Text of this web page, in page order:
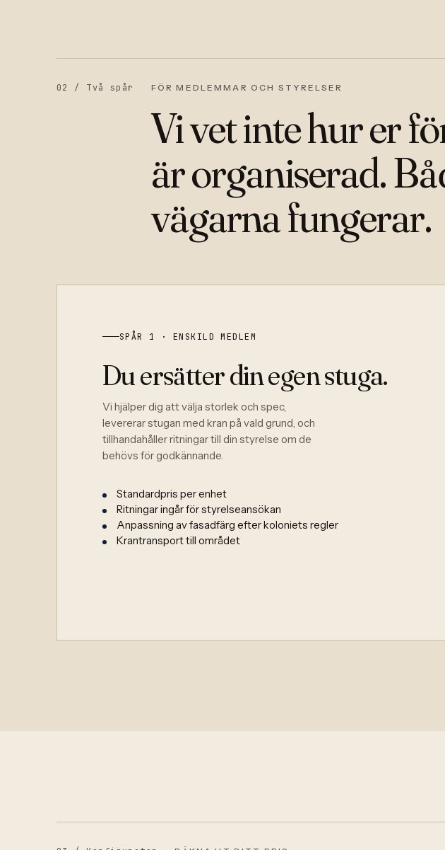
02 / Två spår FÖR MEDLEMMAR OCH STYRELSER
Vi vet inte hur er
är organiserad.
vägarna fungerar.
SPÅR 1 · ENSKILD MEDLEM
Du ersätter din egen stuga.
Vi hjälper dig att välja storlek och spec,
levererar stugan med kran på vald grund, och
tillhandahåller ritningar till din styrelse om de
behövs för godkännande.
Standardpris per enhet
Ritningar ingår för styrelseansökan
Anpassning av fasadfärg efter koloniets regler
Krantransport till området